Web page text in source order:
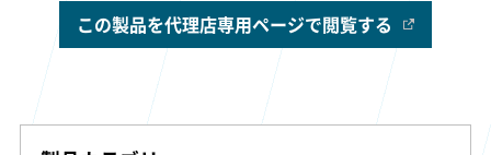
この製品を代理店専用ページで閲覧する